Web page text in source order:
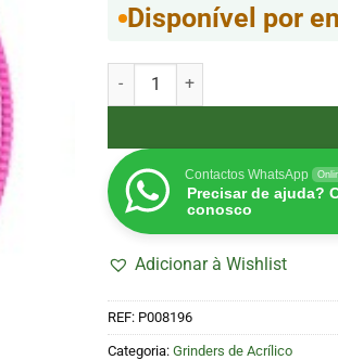
Disponível por
Quantidade de Grinder Acrílico
Contactos WhatsApp
Precisar de ajuda?
conosco
Adicionar à Wishlist
REF: P008196
Categoria: Grinders de Acrílico